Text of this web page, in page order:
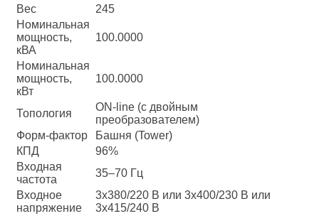
Вес
245
Номинальная
мощность,
кВА
100.0000
Номинальная
мощность,
кВт
100.0000
Топология
ON-line (с двойным
преобразователем)
Форм-фактор
Башня (Tower)
КПД
96%
Входная
частота
35–70 Гц
Входное
напряжение
3x380/220 В или 3x400/230 В или
3x415/240 В